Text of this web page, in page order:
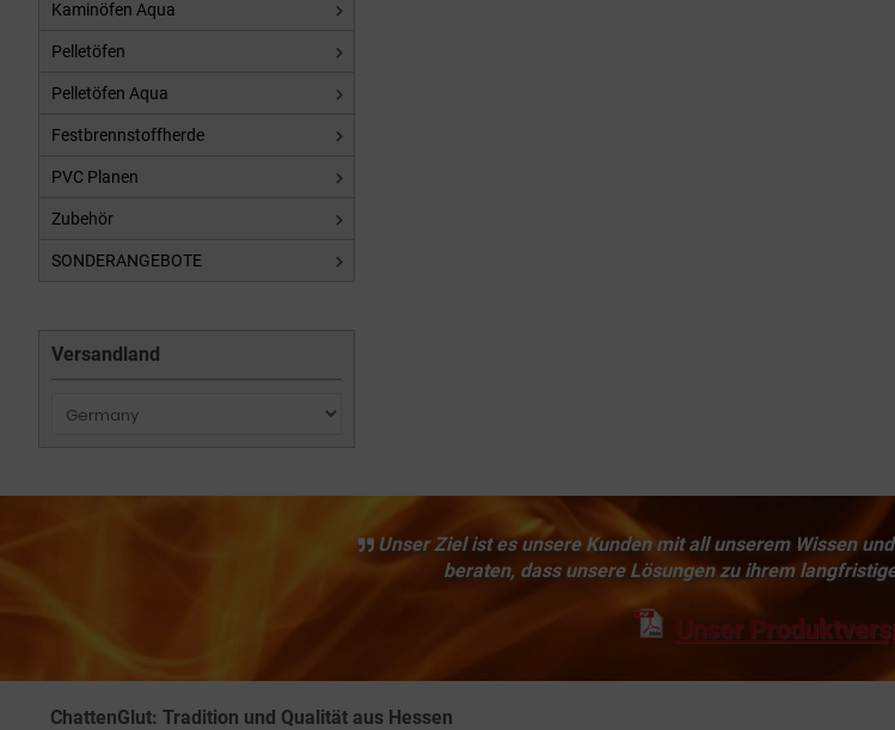
Kaminöfen Aqua
Pelletöfen
Pelletöfen Aqua
Festbrennstoffherde
PVC Planen
Zubehör
SONDERANGEBOTE
Versandland
Unser Ziel ist es unsere Kunden mit all unserem Wissen
beraten, dass unsere Lösungen zu ihrem
Unser
ChattenGlut: Tradition und Qualität aus Hessen